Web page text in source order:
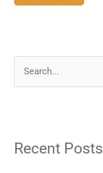
c
Recent Posts